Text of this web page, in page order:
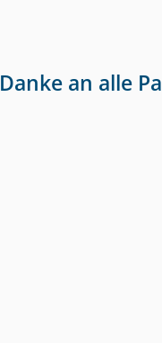
Danke an alle